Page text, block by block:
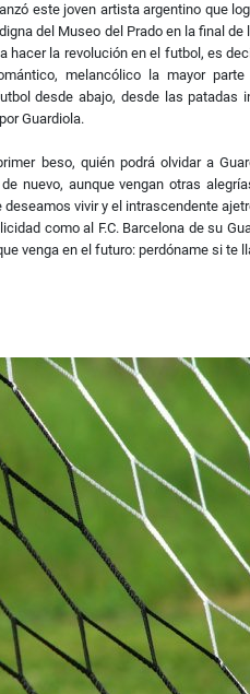
este joven artista argentino que
del Museo del Prado en la final de
la revolución en el futbol, es
melancólico la mayor
desde abajo, desde las patadas
Guardiola.
beso, quién podrá olvidar a
nuevo, aunque vengan otras
vivir y el intrascendente
como al F.C. Barcelona de su
venga en el futuro: perdóname si te